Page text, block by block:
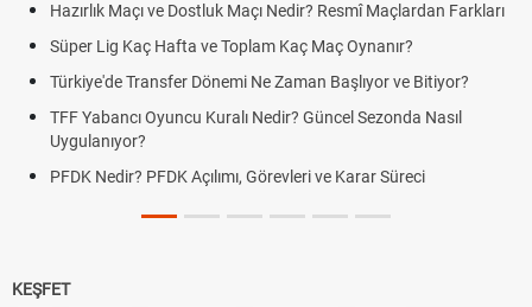
Hazırlık Maçı ve Dostluk Maçı Nedir? Resmî Maçlardan Farkları
Süper Lig Kaç Hafta ve Toplam Kaç Maç Oynanır?
Türkiye'de Transfer Dönemi Ne Zaman Başlıyor ve Bitiyor?
TFF Yabancı Oyuncu Kuralı Nedir? Güncel Sezonda Nasıl
Uygulanıyor?
PFDK Nedir? PFDK Açılımı, Görevleri ve Karar Süreci
KEŞFET